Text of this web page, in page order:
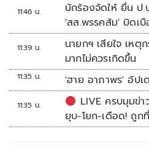
11:46 น.
นักร้องจัดให้ ยื่น ป.ป.ช.สอบจริยธรรม
'สส.พรรคส้ม' บิดเ
ทหาร'
11:39 น.
นายกฯ เสียใจ เหตุ
มากไม่ควรเกิดขึ้น
11:35 น. 'ฮาย อาภาพร' อัป
11:35 น.
LIVE ครบมุมข่
ยุบ-โยก-เดือด! ถูก